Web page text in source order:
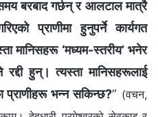
बरबाद गर्छन् र आलटाल मात्रै
प्राणीमा हुनुपर्ने कार्यगत
मानिसहरू ‘मध्यम-स्तरीय’ भनेर
रद्दी हुन्। त्यस्ता मानिसहरूलाई
प्राणीहरू भन्न सकिन्छ?” (वचन,